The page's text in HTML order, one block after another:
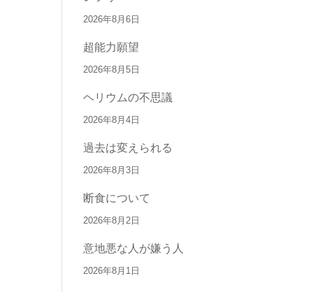
2026年8月6日
超能力願望
2026年8月5日
ヘリウムの不思議
2026年8月4日
過去は変えられる
2026年8月3日
断食について
2026年8月2日
意地悪な人が嫌う人
2026年8月1日